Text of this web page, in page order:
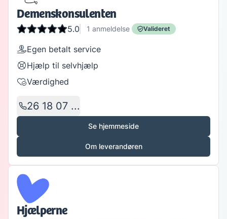
Demenskonsulenten
5.0 1 anmeldelse Valideret
26 18 07 ...
Se hjemmeside
Om leverandøren
Egen betalt service
Hjælp til selvhjælp
Værdighed
Hjælperne